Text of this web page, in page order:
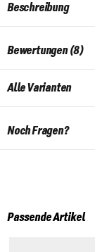
Beschreibung
Bewertungen (8)
Alle Varianten
Noch Fragen?
Passende Artikel